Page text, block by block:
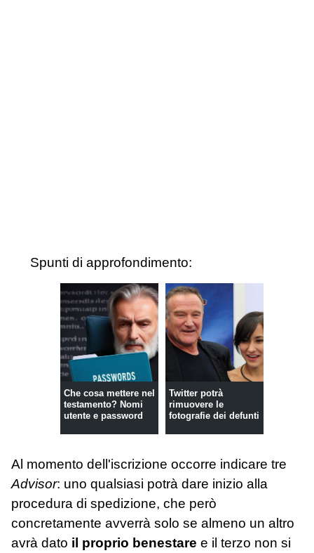
Spunti di approfondimento:
Che cosa mettere nel
testamento? Nomi
utente e password
Twitter potrà
rimuovere le
fotografie dei defunti
Al momento dell'iscrizione occorre indicare tre
Advisor: uno qualsiasi potrà dare inizio alla
procedura di spedizione, che però
concretamente avverrà solo se almeno un altro
avrà dato il proprio benestare e il terzo non si